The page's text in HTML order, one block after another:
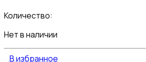
Количество:
Нет в наличии
В избранное